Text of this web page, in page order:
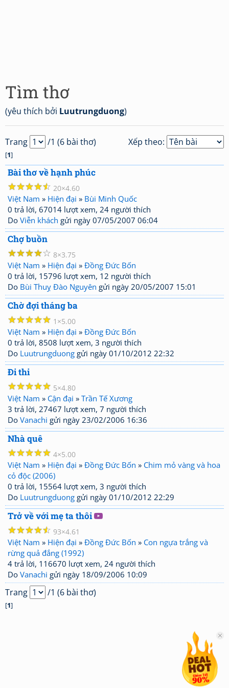
Tìm thơ
(yêu thích bởi Luutrungduong)
Xếp theo:
Trang /1 (6 bài thơ)
[1]
Bài thơ về hạnh phúc
☆
☆
☆
☆
☆ 20 4.60
Việt Nam » Hiện đại » Bùi Minh Quốc
0 trả lời, 67014 lượt xem, 24 người thích
Do Viễn khách gửi ngày 07/05/2007 06:04
Chợ buồn
☆
☆
☆
☆
☆ 8 3.75
Việt Nam » Hiện đại » Đồng Đức Bốn
0 trả lời, 15796 lượt xem, 12 người thích
Do Bùi Thuỵ Đào Nguyên gửi ngày 20/05/2007 15:01
Chờ đợi tháng ba
☆
☆
☆
☆
☆ 1 5.00
Việt Nam » Hiện đại » Đồng Đức Bốn
0 trả lời, 8508 lượt xem, 3 người thích
Do Luutrungduong gửi ngày 01/10/2012 22:32
Đi thi
☆
☆
☆
☆
☆ 5 4.80
Việt Nam » Cận đại » Trần Tế Xương
3 trả lời, 27467 lượt xem, 7 người thích
Do Vanachi gửi ngày 23/02/2006 16:36
Nhà quê
☆
☆
☆
☆
☆ 4 5.00
Việt Nam » Hiện đại » Đồng Đức Bốn » Chim mỏ vàng và hoa
cỏ độc (2006)
0 trả lời, 15564 lượt xem, 3 người thích
Do Luutrungduong gửi ngày 01/10/2012 22:29
Trở về với mẹ ta thôi
☆
☆
☆
☆
☆ 93 4.61
Việt Nam » Hiện đại » Đồng Đức Bốn » Con ngựa trắng và
rừng quả đắng (1992)
4 trả lời, 116670 lượt xem, 24 người thích
Do Vanachi gửi ngày 18/09/2006 10:09
Trang /1 (6 bài thơ)
[1]